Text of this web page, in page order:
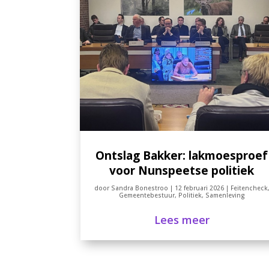
Ontslag Bakker: lakmoesproef
voor Nunspeetse politiek
door Sandra Bonestroo | 12 februari 2026| Feitencheck,
Gemeentebestuur, Politiek, Samenleving
Lees meer